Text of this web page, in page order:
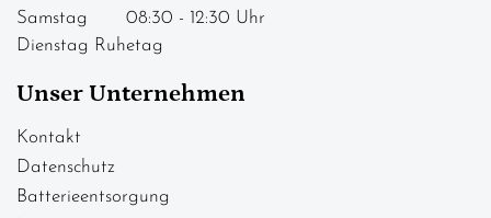
Samstag
08:30 - 12:30 Uhr
Dienstag Ruhetag
Unser Unternehmen
Kontakt
Datenschutz
Batterieentsorgung